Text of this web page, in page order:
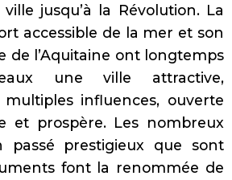
jusqu’à la Révolution. La
accessible de la mer et son
de l’Aquitaine ont longtemps
une ville attractive,
influences, ouverte
et prospère. Les nombreux
passé prestigieux que sont
font la renommée de